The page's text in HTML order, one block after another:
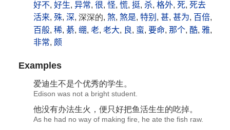
好不, 好生, 异常, 很, 怪, 慌, 挺, 杀, 格外, 死, 死去
活来, 殊, 深, 深深的, 煞, 煞是, 特别 , 甚, 甚为, 百倍,
百般, 稀, 綦, 绷, 老, 老大, 良, 蛮, 要命, 那个, 酷, 雅,
非常, 颇
Examples
爱迪生不是个优秀的学生。
Edison was not a bright student.
他没有办法生火，便只好把鱼活生生的吃掉。
As he had no way of making fire, he ate the fish raw.